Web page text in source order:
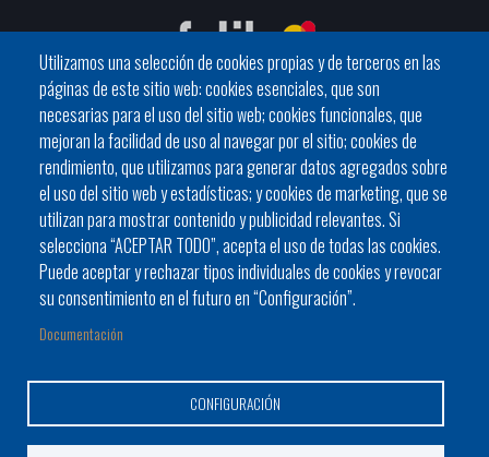
Utilizamos una selección de cookies propias y de terceros en las
páginas de este sitio web: cookies esenciales, que son
necesarias para el uso del sitio web; cookies funcionales, que
mejoran la facilidad de uso al navegar por el sitio; cookies de
rendimiento, que utilizamos para generar datos agregados sobre
el uso del sitio web y estadísticas; y cookies de marketing, que se
utilizan para mostrar contenido y publicidad relevantes. Si
selecciona “ACEPTAR TODO”, acepta el uso de todas las cookies.
Puede aceptar y rechazar tipos individuales de cookies y revocar
su consentimiento en el futuro en “Configuración”.
Documentación
CONFIGURACIÓN
Footer
1
Alcaldes y alcaldesas
JORNADES Presidencia del Consell
C / General Riera, 111 07010 Palma
Phone 971 760911 - Fax 971 763102